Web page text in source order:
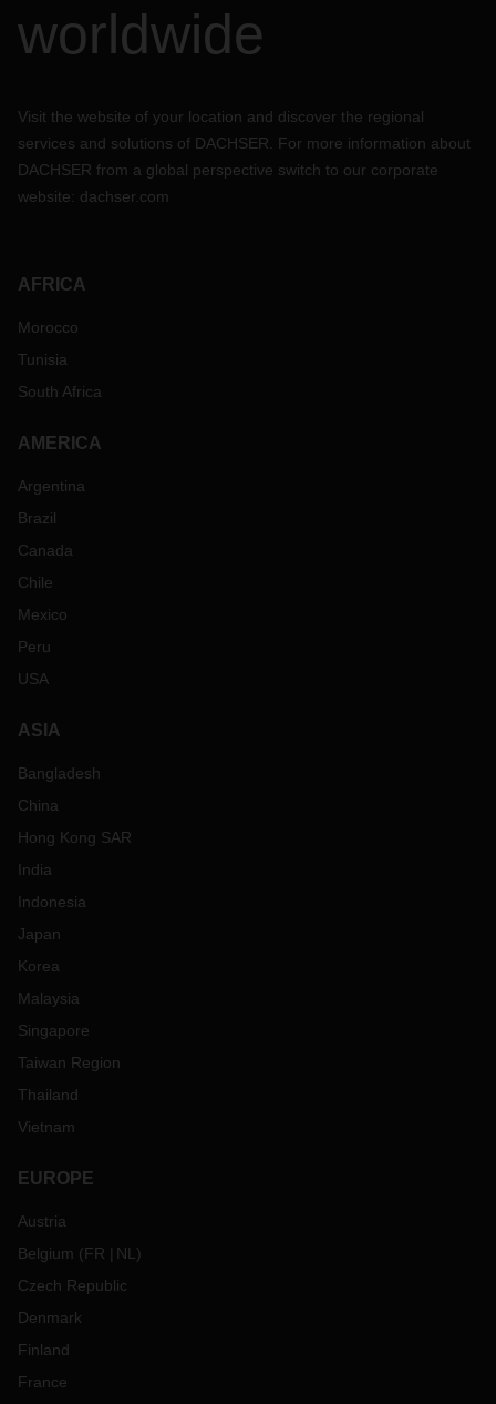
worldwide
Visit the website of your location and discover the regional
services and solutions of DACHSER. For more information about
DACHSER from a global perspective switch to our corporate
website: dachser.com
AFRICA
Morocco
Tunisia
South Africa
AMERICA
Argentina
Brazil
Canada
Chile
Mexico
Peru
USA
ASIA
Bangladesh
China
Hong Kong SAR
India
Indonesia
Japan
Korea
Malaysia
Singapore
Taiwan Region
Thailand
Vietnam
EUROPE
Austria
Belgium (FR NL )
Czech Republic
Denmark
Finland
France